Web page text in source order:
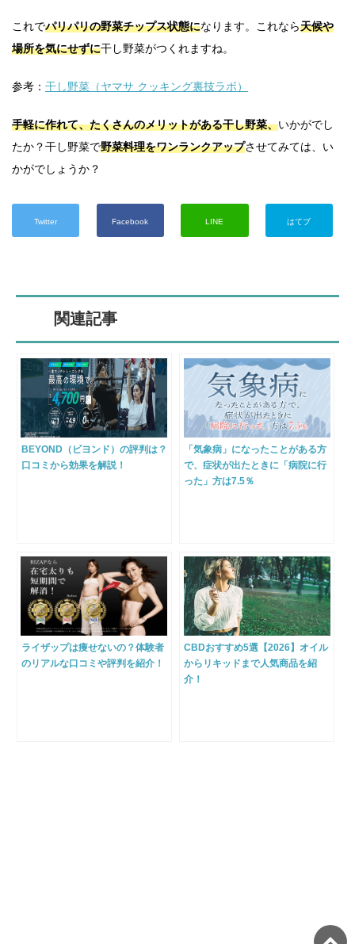
これでパリパリの野菜チップス状態になります。これなら天候や
場所を気にせずに干し野菜がつくれますね。
参考： 干し野菜（ヤマサ クッキング裏技ラボ）
手軽に作れて、たくさんのメリットがある干し野菜、いかがでし
たか？干し野菜で野菜料理をワンランクアップさせてみては、い
かがでしょうか？
Twitter Facebook LINE はてブ
関連記事
BEYOND（ビヨンド）の評判は？
口コミから効果を解説！
「気象病」になったことがある方
で、症状が出たときに「病院に行
った」方は7.5％
ライザップは痩せないの？体験者
のリアルな口コミや評判を紹介！
CBDおすすめ5選【2026】オイル
からリキッドまで人気商品を紹
介！